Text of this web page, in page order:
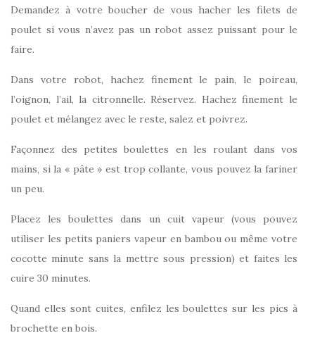
Demandez à votre boucher de vous hacher les filets de
poulet si vous n’avez pas un robot assez puissant pour le
faire.
Dans votre robot, hachez finement le pain, le poireau,
l’oignon, l’ail, la citronnelle. Réservez. Hachez finement le
poulet et mélangez avec le reste, salez et poivrez.
Façonnez des petites boulettes en les roulant dans vos
mains, si la « pâte » est trop collante, vous pouvez la fariner
un peu.
Placez les boulettes dans un cuit vapeur (vous pouvez
utiliser les petits paniers vapeur en bambou ou même votre
cocotte minute sans la mettre sous pression) et faites les
cuire 30 minutes.
Quand elles sont cuites, enfilez les boulettes sur les pics à
brochette en bois.